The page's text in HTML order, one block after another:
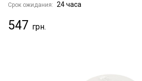
Срок ожидания: 24 часа
547